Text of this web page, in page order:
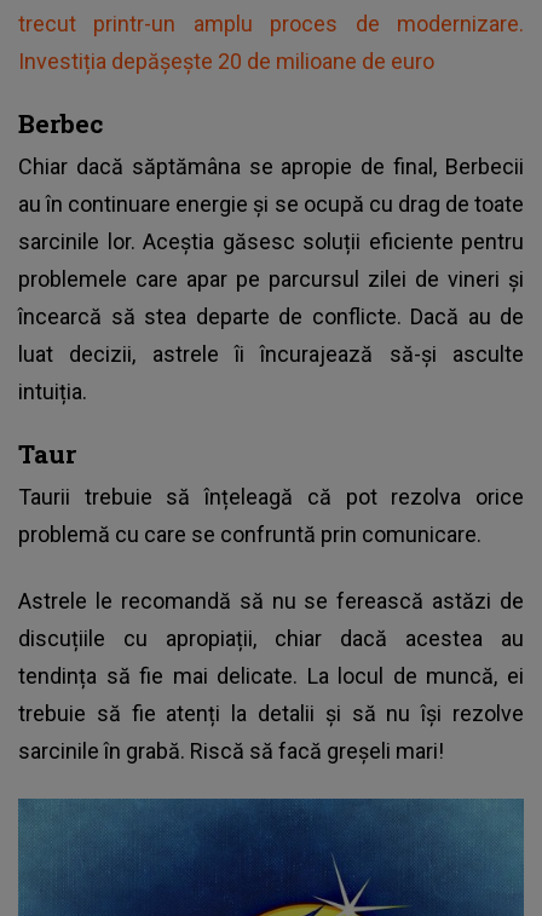
trecut printr-un amplu proces de modernizare.
Investiția depășește 20 de milioane de euro
Berbec
Chiar dacă săptămâna se apropie de final, Berbecii
au în continuare energie și se ocupă cu drag de toate
sarcinile lor. Aceștia găsesc soluții eficiente pentru
problemele care apar pe parcursul zilei de vineri și
încearcă să stea departe de conflicte. Dacă au de
luat decizii, astrele îi încurajează să-și asculte
intuiția.
Taur
Taurii trebuie să înțeleagă că pot rezolva orice
problemă cu care se confruntă prin comunicare.
Astrele le recomandă să nu se ferească astăzi de
discuțiile cu apropiații, chiar dacă acestea au
tendința să fie mai delicate. La locul de muncă, ei
trebuie să fie atenți la detalii și să nu își rezolve
sarcinile în grabă. Riscă să facă greșeli mari!